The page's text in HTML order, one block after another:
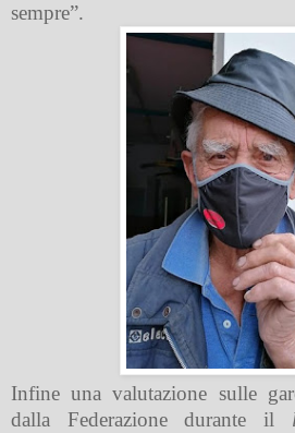
sempre”.
Infine una valutazione sulle
dalla Federazione durante il